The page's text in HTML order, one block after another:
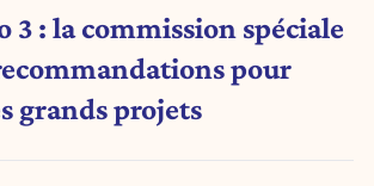
3 : la commission spéciale
pour
grands projets